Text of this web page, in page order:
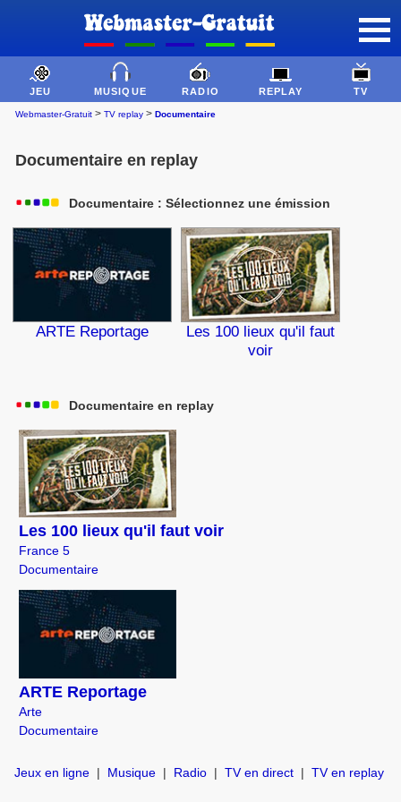
JEU MUSIQUE RADIO REPLAY TV
Webmaster-Gratuit > TV replay > Documentaire
Documentaire en replay
Documentaire : Sélectionnez une émission
ARTE Reportage
Les 100 lieux qu'il faut
voir
Documentaire en replay
Les 100 lieux qu'il faut voir
France 5
Documentaire
ARTE Reportage
Arte
Documentaire
Jeux en ligne| Musique| Radio| TV en direct| TV en replay